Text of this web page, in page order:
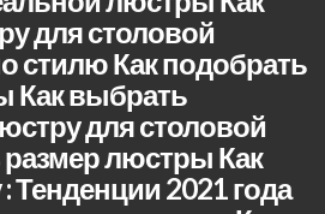
для столовой
стилю Как подобрать
Как выбрать
для столовой
размер люстры Как
Тенденции 2021 года